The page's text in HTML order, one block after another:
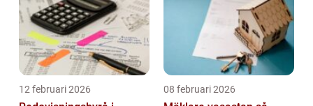
12 februari 2026 08 februari 2026